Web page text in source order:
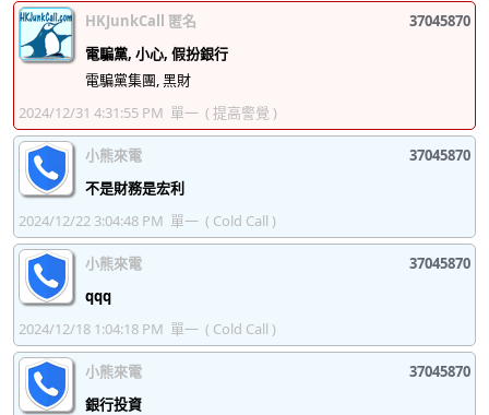
37046000
37046001
37046003
37046004
37046005
37046012
37046013 37046014
37046015
37046016
37046017
37046020
37046021 37046022
37046024
37046025
37046027
37046028
37046032
37046033 37046034
37046035
37046036
HKJunkCall 匿名
37045870
電騙黨, 小心, 假扮銀行
電騙黨集團, 黑財
2024/12/31 4:31:55 PM 單一 ( 提高警覺 )
小熊來電
37045870
不是財務是宏利
2024/12/22 3:04:48 PM 單一 ( Cold Call )
小熊來電
37045870
qqq
2024/12/18 1:04:18 PM 單一 ( Cold Call )
小熊來電
37045870
銀行投資